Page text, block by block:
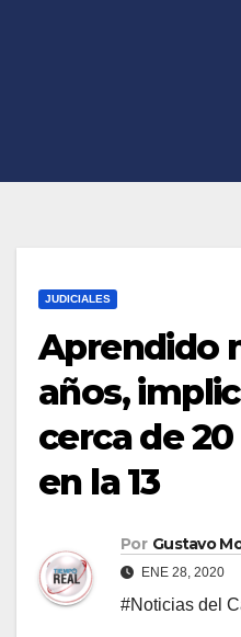
JUDICIALES
Aprendido
años,
cerca de
en la 13
Por Gustavo
ENE 28, 2020
#Noticias del